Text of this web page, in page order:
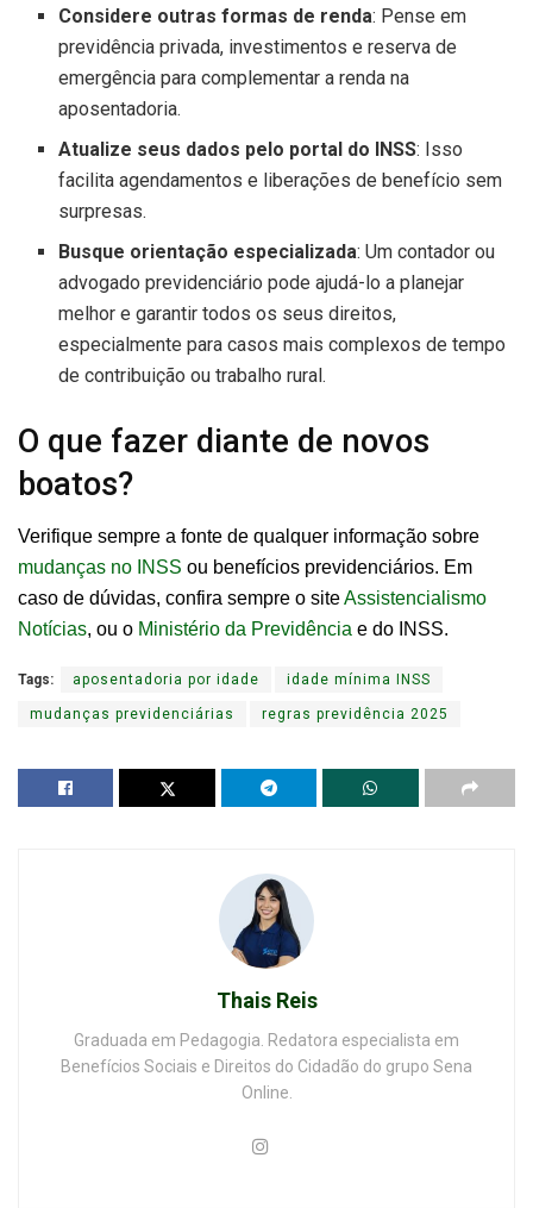
Considere outras formas de renda: Pense em
previdência privada, investimentos e reserva de
emergência para complementar a renda na
aposentadoria.
Atualize seus dados pelo portal do INSS: Isso
facilita agendamentos e liberações de benefício sem
surpresas.
Busque orientação especializada: Um contador ou
advogado previdenciário pode ajudá-lo a planejar
melhor e garantir todos os seus direitos,
especialmente para casos mais complexos de tempo
de contribuição ou trabalho rural.
O que fazer diante de novos
boatos?
Verifique sempre a fonte de qualquer informação sobre
mudanças no INSS ou benefícios previdenciários. Em
caso de dúvidas, confira sempre o siteAssistencialismo
Notícias, ou o Ministério da Previdência e do INSS.
Tags: aposentadoria por idade idade mínima INSS
mudanças previdenciárias regras previdência 2025
Thais Reis
Graduada em Pedagogia. Redatora especialista em
Benefícios Sociais e Direitos do Cidadão do grupo Sena
Online.